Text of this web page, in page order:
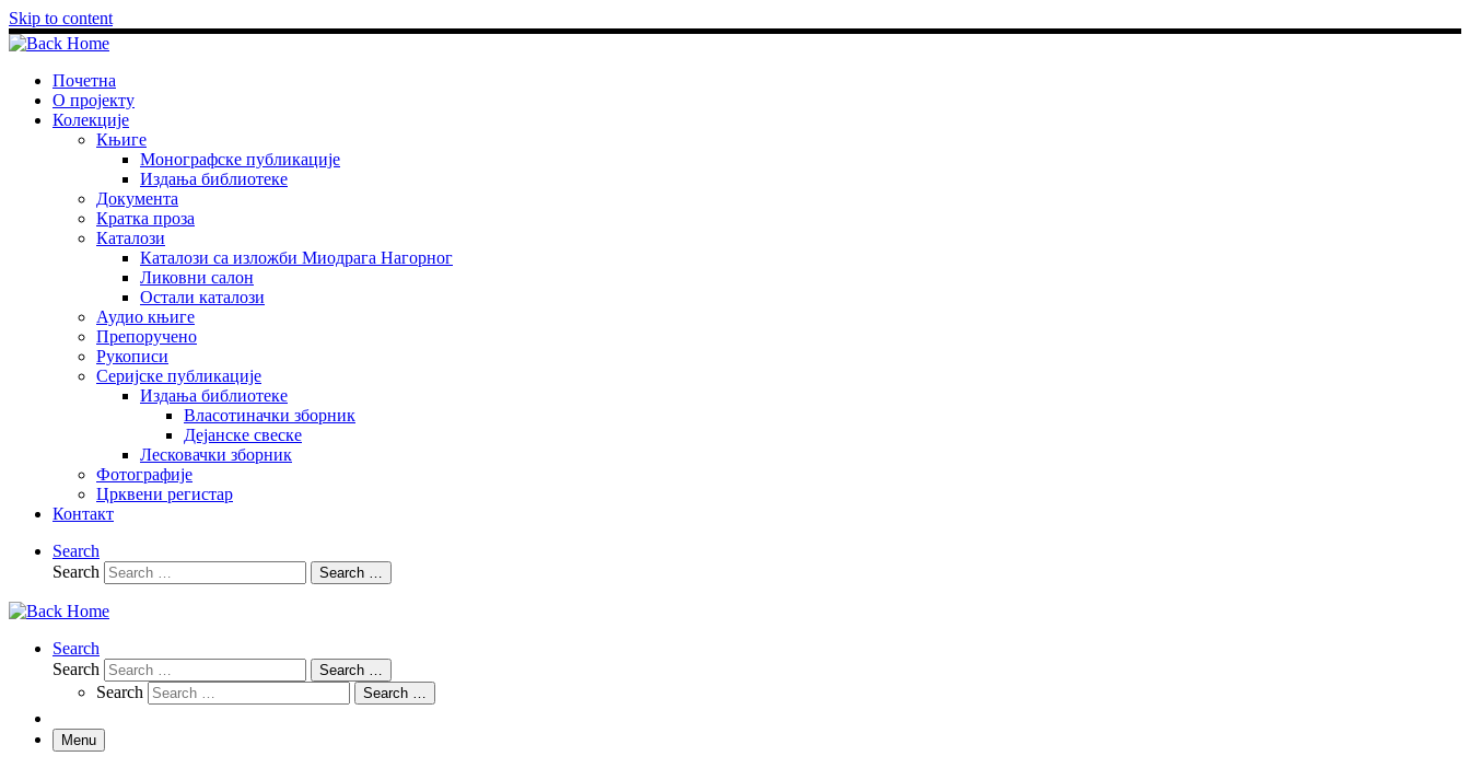
Skip to content
Почетна
О пројекту
Колекције
Књиге
Монографске публикације
Издања библиотеке
Документа
Кратка проза
Каталози
Каталози са изложби Миодрага Нагорног
Ликовни салон
Остали каталози
Аудио књиге
Препоручено
Рукописи
Серијске публикације
Издања библиотеке
Власотиначки зборник
Дејанске свеске
Лесковачки зборник
Фотографије
Црквени регистар
Контакт
Search
Search
Search …
Search
Search
Search …
Search Search …
Menu